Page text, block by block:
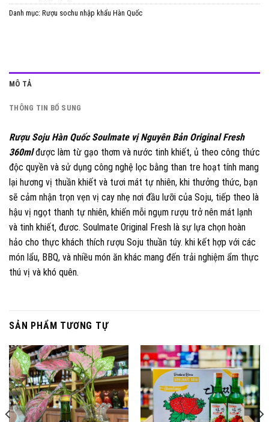
Danh mục: Rượu sochu nhập khẩu Hàn Quốc
MÔ TẢ
THÔNG TIN BỔ SUNG
Rượu Soju Hàn Quốc Soulmate vị Nguyên Bản Original Fresh
360mlđược làm từ gạo thơm và nước tinh khiết, ủ theo công thức
độc quyền và sử dụng công nghệ lọc bằng than tre hoạt tính mang
lại hương vị thuần khiết và tươi mát tự nhiên, khi thưởng thức, bạn
sẽ cảm nhận trọn vẹn vị cay nhẹ nơi đầu lưỡi của Soju, tiếp theo là
hậu vị ngọt thanh tự nhiên, khiến mỗi ngụm rượu trở nên mát lạnh
và tinh khiết, đươc. Soulmate Original Fresh là sự lựa chọn hoàn
hảo cho thực khách thích rượu Soju thuần túy. khi kết hợp với các
món lẩu, BBQ, và nhiều món ăn khác mang đến trải nghiệm ẩm thực
thú vị và khó quên.
SẢN PHẨM TƯƠNG TỰ